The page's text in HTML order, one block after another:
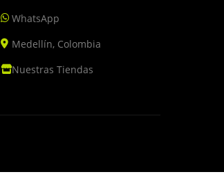
WhatsApp
Medellín, Colombia
Nuestras Tiendas